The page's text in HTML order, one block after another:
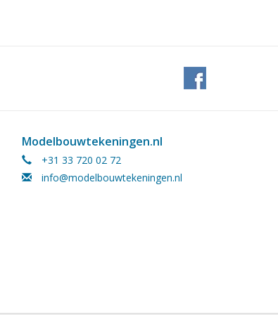
Modelbouwtekeningen.nl
+31 33 720 02 72
info@modelbouwtekeningen.nl